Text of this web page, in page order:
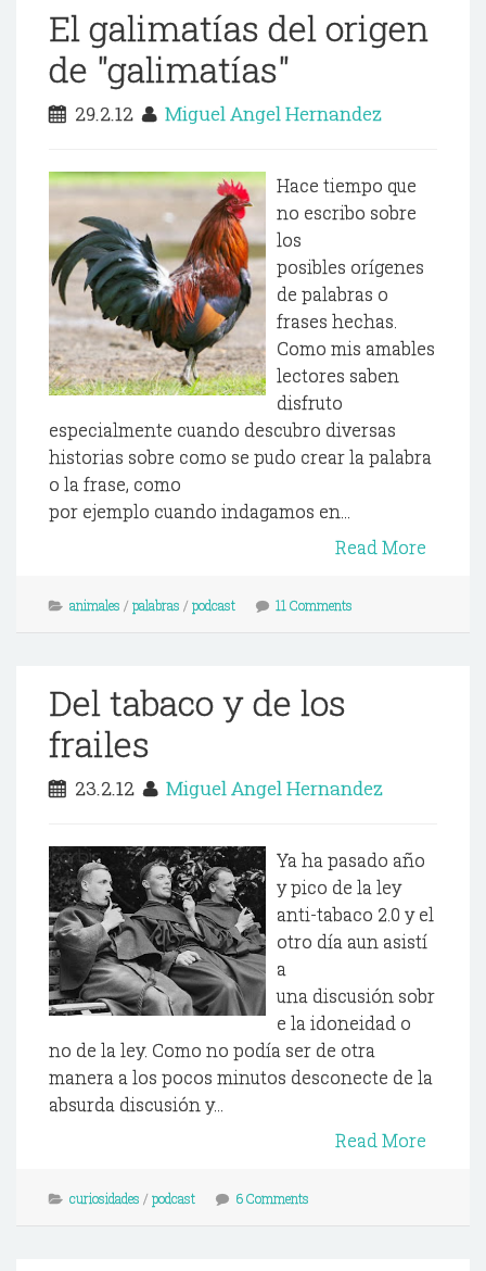
El galimatías del origen
de "galimatías"
29.2.12 Miguel Angel Hernandez
Hace tiempo que
no escribo sobre
los
posibles orígenes
de palabras o
frases hechas.
Como mis amables
lectores saben
disfruto
especialmente cuando descubro diversas
historias sobre como se pudo crear la palabra
o la frase, como
por ejemplo cuando indagamos en...
Read More
animales / palabras / podcast 11 Comments
Del tabaco y de los
frailes
23.2.12 Miguel Angel Hernandez
Ya ha pasado año
y pico de la ley
anti-tabaco 2.0 y el
otro día aun asistí
a
una discusión sobr
e la idoneidad o
no de la ley. Como no podía ser de otra
manera a los pocos minutos desconecte de la
absurda discusión y...
Read More
curiosidades / podcast 6 Comments